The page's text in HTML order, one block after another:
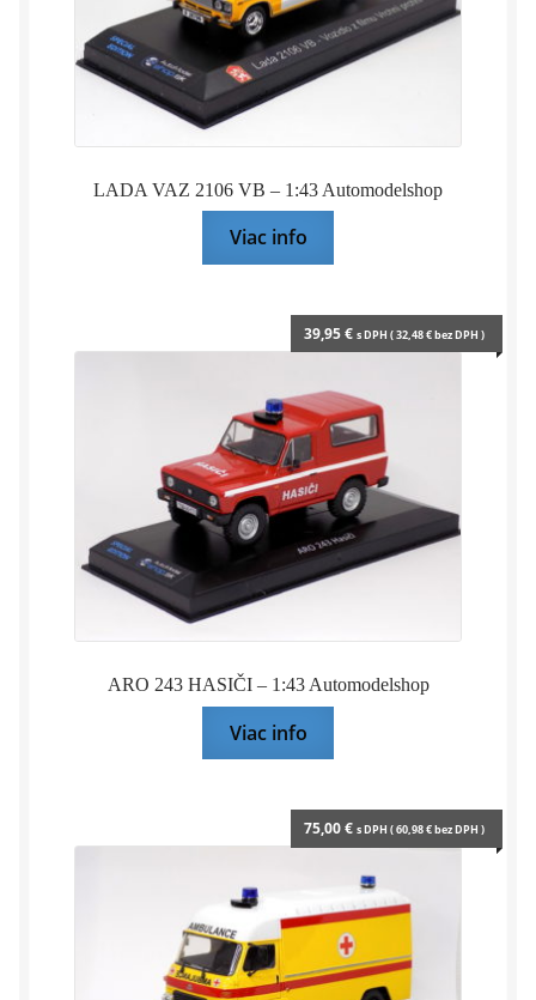
LADA VAZ 2106 VB – 1:43 Automodelshop
Viac info
ARO 243 HASIČI – 1:43 Automodelshop
39,95€ s DPH (32,48€bez DPH )
Viac info
75,00€ s DPH (60,98€bez DPH )